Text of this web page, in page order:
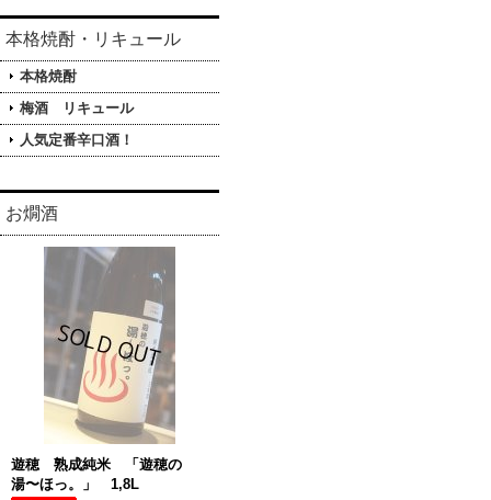
本格焼酎・リキュール
本格焼酎
梅酒 リキュール
人気定番辛口酒！
お燗酒
遊穂 熟成純米 「遊穂の
湯〜ほっ。」 1,8L